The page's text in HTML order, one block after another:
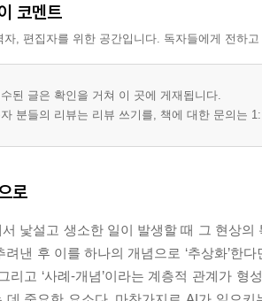
코멘트
자, 편집자를 위한 공간입니다. 독자들에게 전하
된 글은 확인을 거쳐 이 곳에 게재됩니다.
분들의 리뷰는 리뷰 쓰기를, 책에 대한 문의는
로
서 낯설고 생소한 일이 발생할 때 그 현상
려낸 후 이를 하나의 개념으로 ‘추상화’한
리고 ‘사례-개념’이라는 계층적 관계가